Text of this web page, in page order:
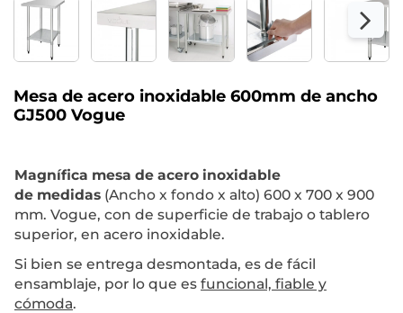
Mesa de acero inoxidable 600mm de ancho
GJ500 Vogue
Magnífica mesa de acero inoxidable
de medidas (Ancho x fondo x alto) 600 x 700 x 900
mm. Vogue, con de superficie de trabajo o tablero
superior, en acero inoxidable.
Si bien se entrega desmontada, es de fácil
ensamblaje, por lo que es funcional, fiable y
cómoda.